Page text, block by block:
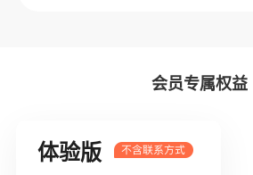
会员专属权益
体验版